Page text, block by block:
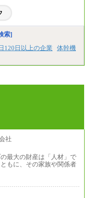
円～／（大学卒）
円～（※1）
給9,800円～12,500円
期間中も給与に変更
索]
120日以上の企業
体幹機
最大の財産は「人材」で
もに、その家族や関係者